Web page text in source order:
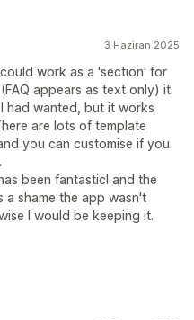
3 Haziran 2025
work as a 'section' for
appears as text only) it
had wanted, but it works
are lots of template
you can customise if you
been fantastic! and the
a shame the app wasn't
I would be keeping it.